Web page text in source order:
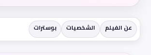
عن الفيلم الشخصيات بوسترات